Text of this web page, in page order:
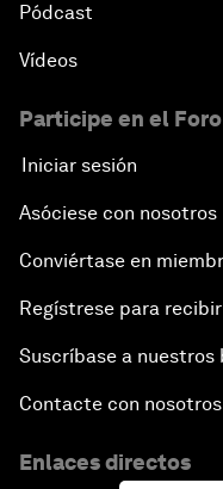
Pódcast
Vídeos
Participe en el Foro
Iniciar sesión
Asóciese con nosotros
Conviértase en
Regístrese para
Suscríbase a nuestros
Contacte con nosotros
Enlaces directos